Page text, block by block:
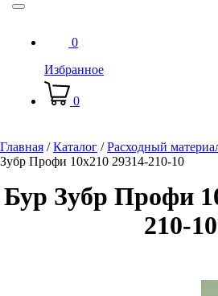
0
Избранное
0
Главная /Каталог /Расходный
Зубр Профи 10х210 29314-210-10
Бур Зубр Профи
210-10